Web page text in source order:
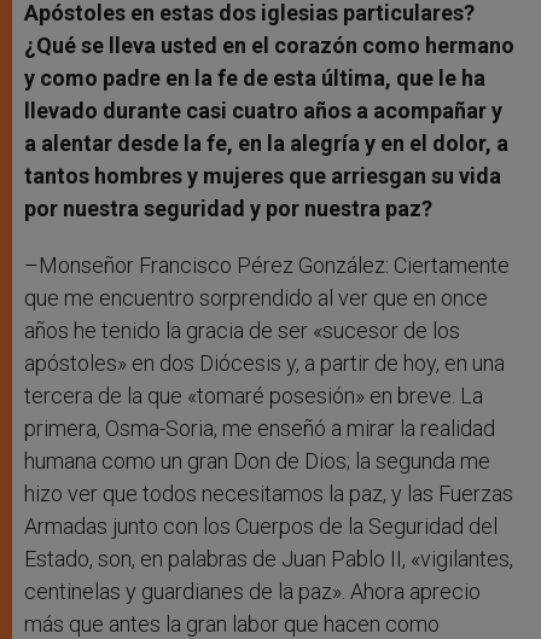
Apóstoles en estas dos iglesias particulares?
¿Qué se lleva usted en el corazón como hermano
y como padre en la fe de esta última, que le ha
llevado durante casi cuatro años a acompañar y
a alentar desde la fe, en la alegría y en el dolor, a
tantos hombres y mujeres que arriesgan su vida
por nuestra seguridad y por nuestra paz?
–Monseñor Francisco Pérez González: Ciertamente
que me encuentro sorprendido al ver que en once
años he tenido la gracia de ser «sucesor de los
apóstoles» en dos Diócesis y, a partir de hoy, en una
tercera de la que «tomaré posesión» en breve. La
primera, Osma-Soria, me enseñó a mirar la realidad
humana como un gran Don de Dios; la segunda me
hizo ver que todos necesitamos la paz, y las Fuerzas
Armadas junto con los Cuerpos de la Seguridad del
Estado, son, en palabras de Juan Pablo II, «vigilantes,
centinelas y guardianes de la paz». Ahora aprecio
más que antes la gran labor que hacen como